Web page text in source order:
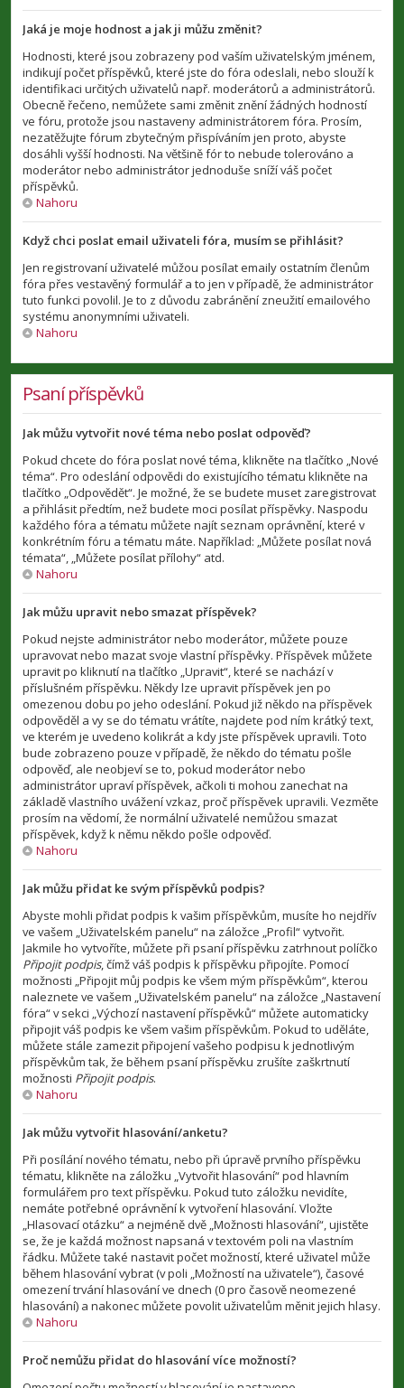
Jaká je moje hodnost a jak ji můžu změnit?
Hodnosti, které jsou zobrazeny pod vaším uživatelským jménem,
indikují počet příspěvků, které jste do fóra odeslali, nebo slouží k
identifikaci určitých uživatelů např. moderátorů a administrátorů.
Obecně řečeno, nemůžete sami změnit znění žádných hodností
ve fóru, protože jsou nastaveny administrátorem fóra. Prosím,
nezatěžujte fórum zbytečným přispíváním jen proto, abyste
dosáhli vyšší hodnosti. Na většině fór to nebude tolerováno a
moderátor nebo administrátor jednoduše sníží váš počet
příspěvků.
Nahoru
Když chci poslat email uživateli fóra, musím se přihlásit?
Jen registrovaní uživatelé můžou posílat emaily ostatním členům
fóra přes vestavěný formulář a to jen v případě, že administrátor
tuto funkci povolil. Je to z důvodu zabránění zneužití emailového
systému anonymními uživateli.
Nahoru
Psaní příspěvků
Jak můžu vytvořit nové téma nebo poslat odpověď?
Pokud chcete do fóra poslat nové téma, klikněte na tlačítko „Nové
téma“. Pro odeslání odpovědi do existujícího tématu klikněte na
tlačítko „Odpovědět“. Je možné, že se budete muset zaregistrovat
a přihlásit předtím, než budete moci posílat příspěvky. Naspodu
každého fóra a tématu můžete najít seznam oprávnění, které v
konkrétním fóru a tématu máte. Například: „Můžete posílat nová
témata“, „Můžete posílat přílohy“ atd.
Nahoru
Jak můžu upravit nebo smazat příspěvek?
Pokud nejste administrátor nebo moderátor, můžete pouze
upravovat nebo mazat svoje vlastní příspěvky. Příspěvek můžete
upravit po kliknutí na tlačítko „Upravit“, které se nachází v
příslušném příspěvku. Někdy lze upravit příspěvek jen po
omezenou dobu po jeho odeslání. Pokud již někdo na příspěvek
odpověděl a vy se do tématu vrátíte, najdete pod ním krátký text,
ve kterém je uvedeno kolikrát a kdy jste příspěvek upravili. Toto
bude zobrazeno pouze v případě, že někdo do tématu pošle
odpověď, ale neobjeví se to, pokud moderátor nebo
administrátor upraví příspěvek, ačkoli ti mohou zanechat na
základě vlastního uvážení vzkaz, proč příspěvek upravili. Vezměte
prosím na vědomí, že normální uživatelé nemůžou smazat
příspěvek, když k němu někdo pošle odpověď.
Nahoru
Jak můžu přidat ke svým příspěvků podpis?
Abyste mohli přidat podpis k vašim příspěvkům, musíte ho nejdřív
ve vašem „Uživatelském panelu“ na záložce „Profil“ vytvořit.
Jakmile ho vytvoříte, můžete při psaní příspěvku zatrhnout políčko
Připojit podpis, čímž váš podpis k příspěvku připojíte. Pomocí
možnosti „Připojit můj podpis ke všem mým příspěvkům“, kterou
naleznete ve vašem „Uživatelském panelu“ na záložce „Nastavení
fóra“ v sekci „Výchozí nastavení příspěvků“ můžete automaticky
připojit váš podpis ke všem vašim příspěvkům. Pokud to uděláte,
můžete stále zamezit připojení vašeho podpisu k jednotlivým
příspěvkům tak, že během psaní příspěvku zrušíte zaškrtnutí
možnosti Připojit podpis.
Nahoru
Jak můžu vytvořit hlasování/anketu?
Při posílání nového tématu, nebo při úpravě prvního příspěvku
tématu, klikněte na záložku „Vytvořit hlasování“ pod hlavním
formulářem pro text příspěvku. Pokud tuto záložku nevidíte,
nemáte potřebné oprávnění k vytvoření hlasování. Vložte
„Hlasovací otázku“ a nejméně dvě „Možnosti hlasování“, ujistěte
se, že je každá možnost napsaná v textovém poli na vlastním
řádku. Můžete také nastavit počet možností, které uživatel může
během hlasování vybrat (v poli „Možností na uživatele“), časové
omezení trvání hlasování ve dnech (0 pro časově neomezené
hlasování) a nakonec můžete povolit uživatelům měnit jejich hlasy.
Nahoru
Proč nemůžu přidat do hlasování více možností?